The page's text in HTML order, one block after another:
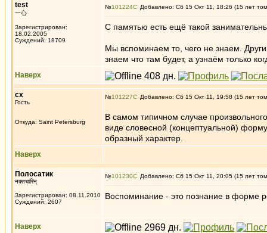
test
一心
Зарегистрирован:
18.02.2005
Суждений: 18709
№101224 Добавлено: Сб 15 Окт 11, 18:26 (15 лет
С памятью есть ещё такой
Мы вспоминаем то, чего не знаем.
знаем что там будет, а узнаём только
Наверх
сх
Гость
Откуда: Saint Petersburg
№101227 Добавлено: Сб 15 Окт 11, 19:58 (15 лет
В самом типичном случае
виде словесной (концептуальной)
образный характер.
Наверх
Полосатик
नक्तचारिन्
Зарегистрирован: 08.11.2010
Суждений: 2607
№101230 Добавлено: Сб 15 Окт 11, 20:05 (15 лет
Воспоминание - это познание в форме
Наверх